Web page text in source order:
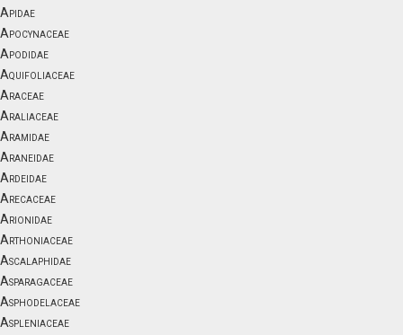
Apidae
Apocynaceae
Apodidae
Aquifoliaceae
Araceae
Araliaceae
Aramidae
Araneidae
Ardeidae
Arecaceae
Arionidae
Arthoniaceae
Ascalaphidae
Asparagaceae
Asphodelaceae
Aspleniaceae